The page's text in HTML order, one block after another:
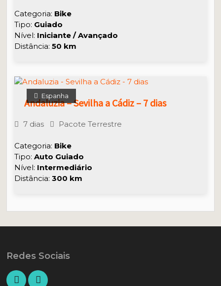
Categoria: Bike
Tipo: Guiado
Nível: Iniciante / Avançado
Distância:50 km
Espanha
Andaluzia – Sevilha a Cádiz – 7 dias
7 dias Pacote Terrestre
Categoria: Bike
Tipo:Auto Guiado
Nível: Intermediário
Distância:300 km
Redes Sociais